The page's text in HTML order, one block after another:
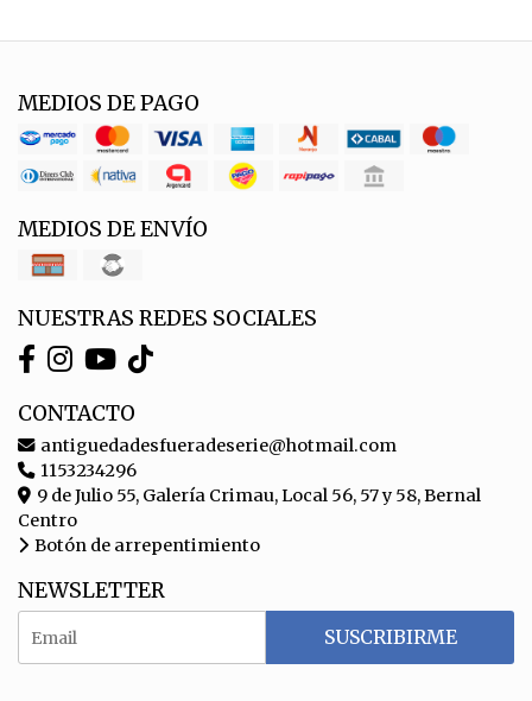
MEDIOS DE PAGO
MEDIOS DE ENVÍO
NUESTRAS REDES SOCIALES
CONTACTO
antiguedadesfueradeserie@hotmail.com
1153234296
9 de Julio 55, Galería Crimau, Local 56, 57 y 58, Bernal
Centro
Botón de arrepentimiento
NEWSLETTER
SUSCRIBIRME